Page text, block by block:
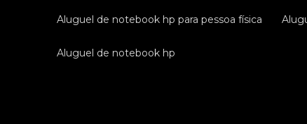
aluguel de notebook hp para pessoa física
aluguel de notebook hp